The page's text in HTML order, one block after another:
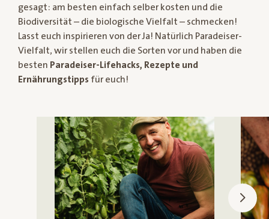
gesagt: am besten einfach selber kosten und die
Biodiversität – die biologische Vielfalt – schmecken!
Lasst euch inspirieren von der Ja! Natürlich Paradeiser-
Vielfalt, wir stellen euch die Sorten vor und haben die
besten Paradeiser-Lifehacks, Rezepte und
Ernährungstipps für euch!